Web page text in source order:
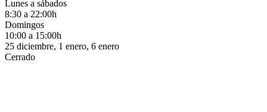
Lunes a sábados
8:30 a 22:00h
Domingos
10:00 a 15:00h
25 diciembre, 1 enero, 6 enero
Cerrado